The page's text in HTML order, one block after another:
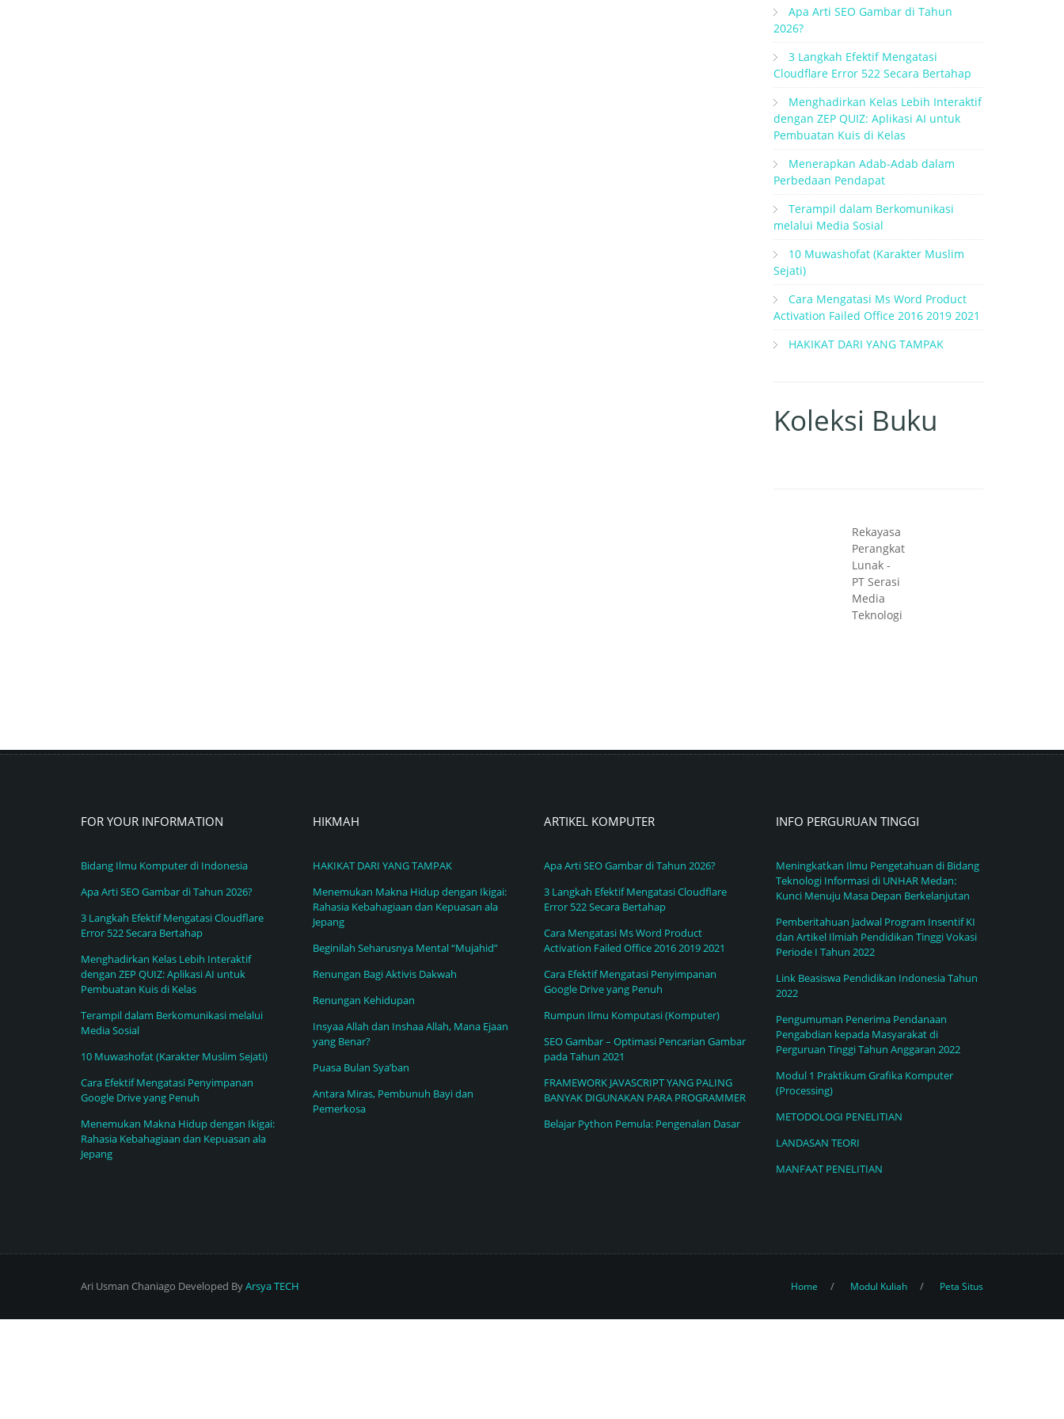
Apa Arti SEO Gambar di Tahun
2026?
3 Langkah Efektif Mengatasi
Cloudflare Error 522 Secara Bertahap
Menghadirkan Kelas Lebih Interaktif
dengan ZEP QUIZ: Aplikasi AI untuk
Pembuatan Kuis di Kelas
Menerapkan Adab-Adab dalam
Perbedaan Pendapat
Terampil dalam Berkomunikasi
melalui Media Sosial
10 Muwashofat (Karakter Muslim
Sejati)
Cara Mengatasi Ms Word Product
Activation Failed Office 2016 2019 2021
HAKIKAT DARI YANG TAMPAK
Koleksi Buku
Rekayasa
Perangkat
Lunak -
PT Serasi
Media
Teknologi
FOR YOUR INFORMATION
Bidang Ilmu Komputer di Indonesia
Apa Arti SEO Gambar di Tahun 2026?
3 Langkah Efektif Mengatasi Cloudflare
Error 522 Secara Bertahap
Menghadirkan Kelas Lebih Interaktif
dengan ZEP QUIZ: Aplikasi AI untuk
Pembuatan Kuis di Kelas
Terampil dalam Berkomunikasi melalui
Media Sosial
10 Muwashofat (Karakter Muslim Sejati)
Cara Efektif Mengatasi Penyimpanan
Google Drive yang Penuh
Menemukan Makna Hidup dengan Ikigai:
Rahasia Kebahagiaan dan Kepuasan ala
Jepang
HIKMAH
HAKIKAT DARI YANG TAMPAK
Menemukan Makna Hidup dengan Ikigai:
Rahasia Kebahagiaan dan Kepuasan ala
Jepang
Beginilah Seharusnya Mental “Mujahid”
Renungan Bagi Aktivis Dakwah
Renungan Kehidupan
Insyaa Allah dan Inshaa Allah, Mana Ejaan
yang Benar?
Puasa Bulan Sya’ban
Antara Miras, Pembunuh Bayi dan
Pemerkosa
ARTIKEL KOMPUTER
Apa Arti SEO Gambar di Tahun 2026?
3 Langkah Efektif Mengatasi Cloudflare
Error 522 Secara Bertahap
Cara Mengatasi Ms Word Product
Activation Failed Office 2016 2019 2021
Cara Efektif Mengatasi Penyimpanan
Google Drive yang Penuh
Rumpun Ilmu Komputasi (Komputer)
SEO Gambar – Optimasi Pencarian Gambar
pada Tahun 2021
FRAMEWORK JAVASCRIPT YANG PALING
BANYAK DIGUNAKAN PARA PROGRAMMER
Belajar Python Pemula: Pengenalan Dasar
INFO PERGURUAN TINGGI
Meningkatkan Ilmu Pengetahuan di Bidang
Teknologi Informasi di UNHAR Medan:
Kunci Menuju Masa Depan Berkelanjutan
Pemberitahuan Jadwal Program Insentif KI
dan Artikel Ilmiah Pendidikan Tinggi Vokasi
Periode I Tahun 2022
Link Beasiswa Pendidikan Indonesia Tahun
2022
Pengumuman Penerima Pendanaan
Pengabdian kepada Masyarakat di
Perguruan Tinggi Tahun Anggaran 2022
Modul 1 Praktikum Grafika Komputer
(Processing)
METODOLOGI PENELITIAN
LANDASAN TEORI
MANFAAT PENELITIAN
Ari Usman Chaniago Developed ByArsya TECH Home Modul Kuliah Peta Situs